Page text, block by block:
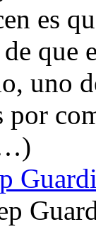
es
que
uno